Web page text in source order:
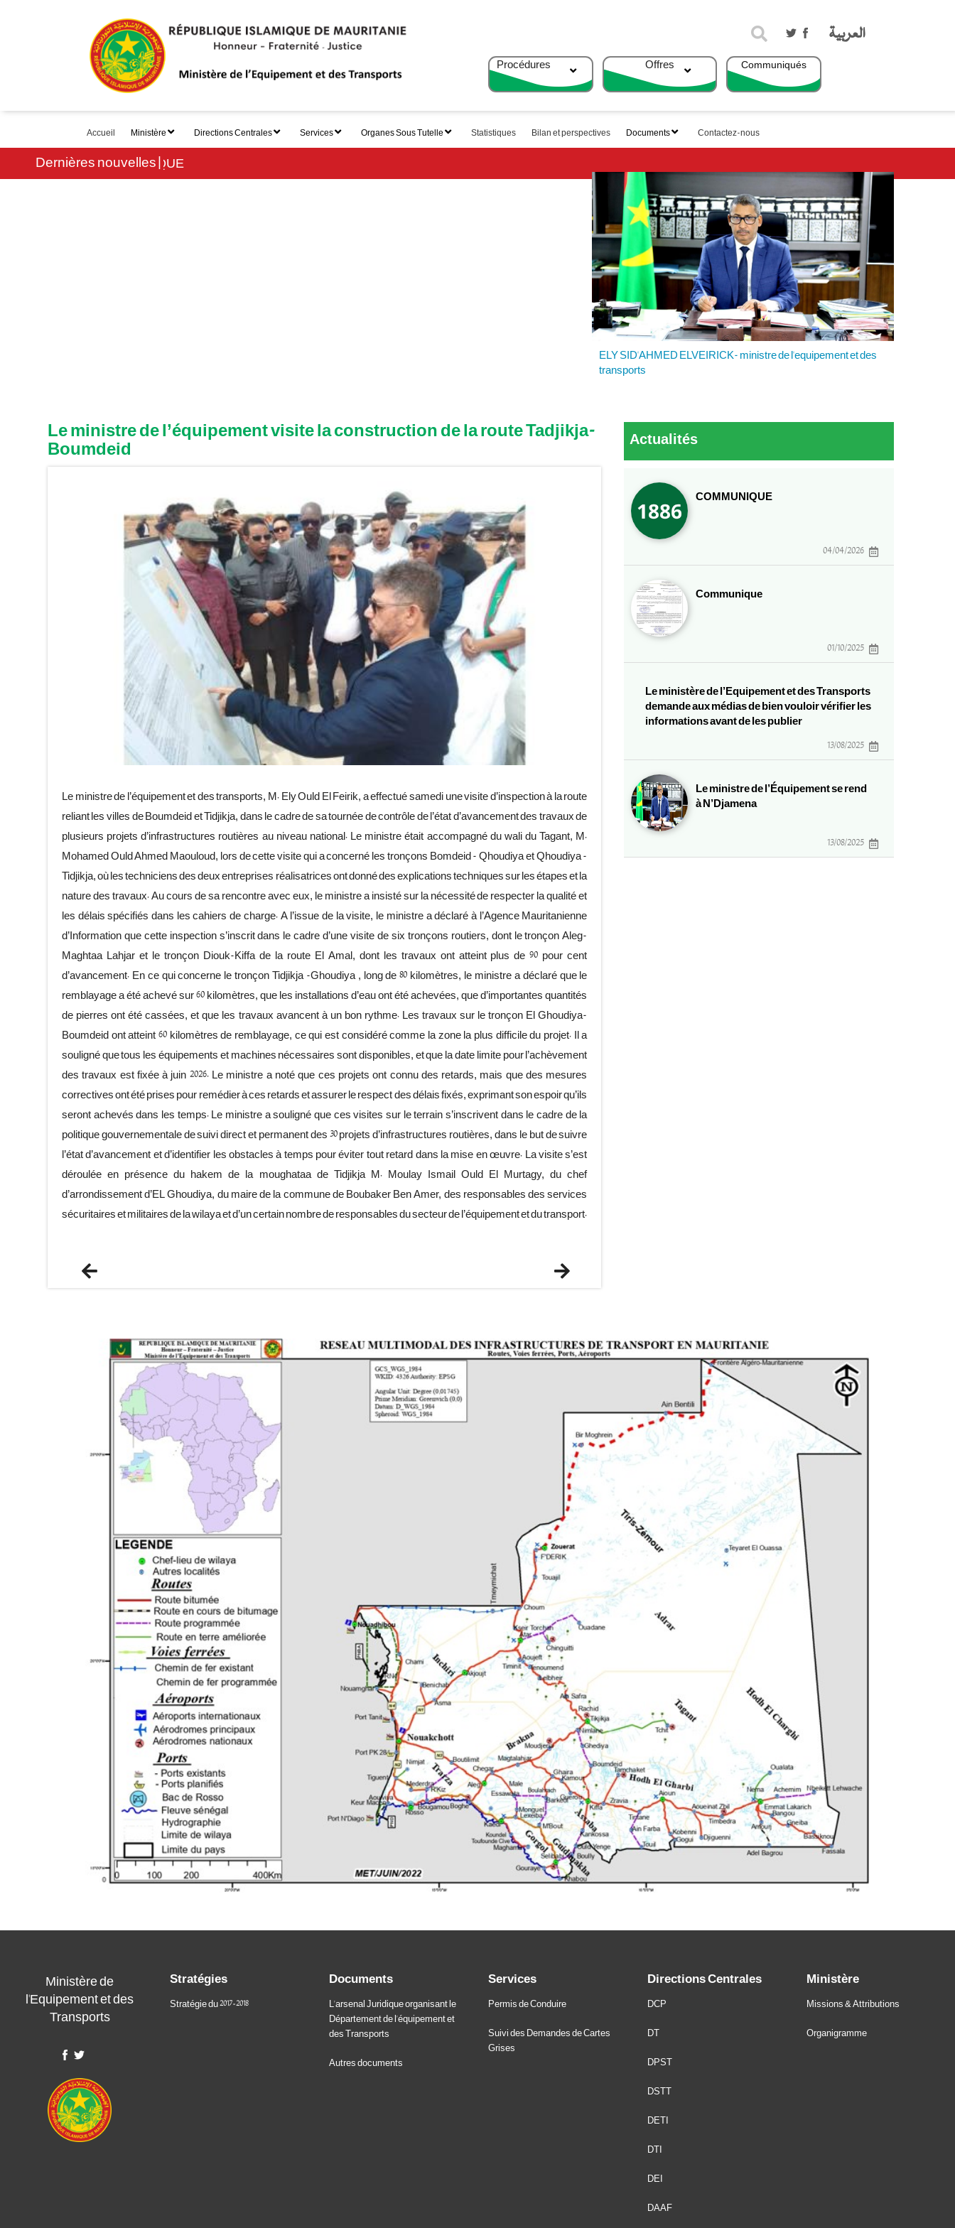
Rechercher
menu
Communiqués
Offres
Procédures
main
menu
Accueil Ministère Directions Centrales Services Organes Sous Tutelle Statistiques Bilan et perspectives Documents Contactez-nous
Dernières nouvelles
ELY SID'AHMED ELVEIRICK- ministre de l'equipement et des
transports
Le ministre de l’équipement visite la construction de la route Tadjikja-
Boumdeid
Le ministre de l’équipement et des transports, M. Ely Ould El Feirik, a effectué samedi une visite d’inspection à la route
reliant les villes de Boumdeid et Tidjikja, dans le cadre de sa tournée de contrôle de l’état d’avancement des travaux de
plusieurs projets d’infrastructures routières au niveau national. Le ministre était accompagné du wali du Tagant, M.
Mohamed Ould Ahmed Maouloud, lors de cette visite qui a concerné les tronçons Bomdeid – Qhoudiya et Qhoudiya –
Tidjikja, où les techniciens des deux entreprises réalisatrices ont donné des explications techniques sur les étapes et la
nature des travaux. Au cours de sa rencontre avec eux, le ministre a insisté sur la nécessité de respecter la qualité et
les délais spécifiés dans les cahiers de charge. A l’issue de la visite, le ministre a déclaré à l’Agence Mauritanienne
d’Information que cette inspection s’inscrit dans le cadre d’une visite de six tronçons routiers, dont le tronçon Aleg-
Maghtaa Lahjar et le tronçon Diouk-Kiffa de la route El Amal, dont les travaux ont atteint plus de 90 pour cent
d’avancement. En ce qui concerne le tronçon Tidjikja -Ghoudiya , long de 80 kilomètres, le ministre a déclaré que le
remblayage a été achevé sur 60 kilomètres, que les installations d’eau ont été achevées, que d’importantes quantités
de pierres ont été cassées, et que les travaux avancent à un bon rythme. Les travaux sur le tronçon El Ghoudiya-
Boumdeid ont atteint 60 kilomètres de remblayage, ce qui est considéré comme la zone la plus difficile du projet. Il a
souligné que tous les équipements et machines nécessaires sont disponibles, et que la date limite pour l’achèvement
des travaux est fixée à juin 2026. Le ministre a noté que ces projets ont connu des retards, mais que des mesures
correctives ont été prises pour remédier à ces retards et assurer le respect des délais fixés, exprimant son espoir qu’ils
seront achevés dans les temps. Le ministre a souligné que ces visites sur le terrain s’inscrivent dans le cadre de la
politique gouvernementale de suivi direct et permanent des 30 projets d’infrastructures routières, dans le but de suivre
l’état d’avancement et d’identifier les obstacles à temps pour éviter tout retard dans la mise en œuvre. La visite s’est
déroulée en présence du hakem de la moughataa de Tidjikja M. Moulay Ismail Ould El Murtagy, du chef
d’arrondissement d’EL Ghoudiya, du maire de la commune de Boubaker Ben Amer, des responsables des services
sécuritaires et militaires de la wilaya et d’un certain nombre de responsables du secteur de l’équipement et du transport.
Previous Next
Actualités
COMMUNIQUE
04/04/2026
Communique
01/10/2025
Le ministère de l’Equipement et des Transports
demande aux médias de bien vouloir vérifier les
informations avant de les publier
13/08/2025
Le ministre de l’Équipement se rend
à N’Djamena
13/08/2025
Ministère de
l'Equipement et des
Transports
Stratégies
Stratégie du 2017-2018
Documents
L'arsenal Juridique organisant le
Département de l'équipement et
des Transports
Autres documents
Services
Permis de Conduire
Suivi des Demandes de Cartes
Grises
Directions Centrales
DCP
DT
DPST
DSTT
DETI
DTI
DEI
DAAF
Ministère
Missions & Attributions
Organigramme